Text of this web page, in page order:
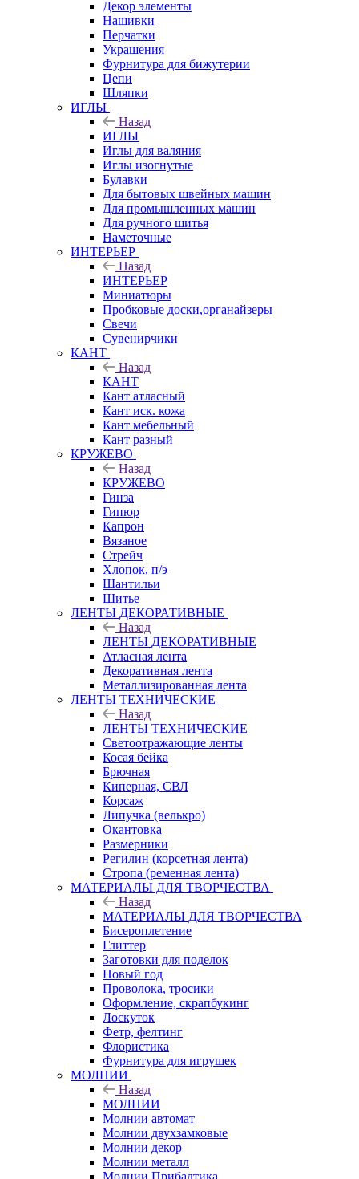
Декор элементы
Нашивки
Перчатки
Украшения
Фурнитура для бижутерии
Цепи
Шляпки
ИГЛЫ
Назад
ИГЛЫ
Иглы для валяния
Иглы изогнутые
Булавки
Для бытовых швейных машин
Для промышленных машин
Для ручного шитья
Наметочные
ИНТЕРЬЕР
Назад
ИНТЕРЬЕР
Миниатюры
Пробковые доски,органайзеры
Свечи
Сувенирчики
КАНТ
Назад
КАНТ
Кант атласный
Кант иск. кожа
Кант мебельный
Кант разный
КРУЖЕВО
Назад
КРУЖЕВО
Гинза
Гипюр
Капрон
Вязаное
Стрейч
Хлопок, п/э
Шантильи
Шитье
ЛЕНТЫ ДЕКОРАТИВНЫЕ
Назад
ЛЕНТЫ ДЕКОРАТИВНЫЕ
Атласная лента
Декоративная лента
Металлизированная лента
ЛЕНТЫ ТЕХНИЧЕСКИЕ
Назад
ЛЕНТЫ ТЕХНИЧЕСКИЕ
Светоотражающие ленты
Косая бейка
Брючная
Киперная, СВЛ
Корсаж
Липучка (велькро)
Окантовка
Размерники
Регилин (корсетная лента)
Стропа (ременная лента)
МАТЕРИАЛЫ ДЛЯ ТВОРЧЕСТВА
Назад
МАТЕРИАЛЫ ДЛЯ ТВОРЧЕСТВА
Бисероплетение
Глиттер
Заготовки для поделок
Новый год
Проволока, тросики
Оформление, скрапбукинг
Лоскуток
Фетр, фелтинг
Флористика
Фурнитура для игрушек
МОЛНИИ
Назад
МОЛНИИ
Молнии автомат
Молнии двухзамковые
Молнии декор
Молнии металл
Молнии Прибалтика